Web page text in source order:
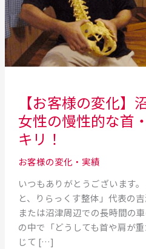
【お客様の変化】
女性の慢性的な首
キリ！
お客様の変化・実績
いつもありがとうございます
と、りらっくす整体」代表の
または沼津周辺での長時間の
の中で「どうしても首や肩が
じて […]
在
住・
40
代
女
性
的
首・
肩
の
ハ
リ
が